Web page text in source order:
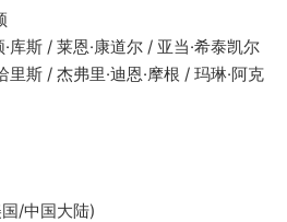
库斯 / 莱恩·康道尔 / 亚当·希泰凯尔
里斯 / 杰弗里·迪恩·摩根 / 玛琳·阿克
/中国大陆)